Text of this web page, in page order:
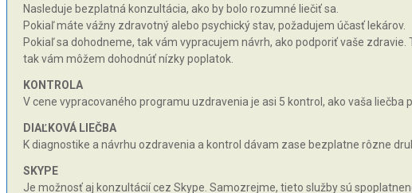
Nasleduje bezplatná konzultácia, ako by bolo rozumné liečiť sa.
Pokiaľ máte vážny zdravotný alebo psychický stav, požadujem účasť lekárov.
Pokiaľ sa dohodneme, tak vám vypracujem návrh, ako podporiť vaše
tak vám môžem dohodnúť nízky poplatok.
KONTROLA
V cene vypracovaného programu uzdravenia je asi 5 kontrol, ako vaša
DIAĽKOVÁ LIEČBA
K diagnostike a návrhu ozdravenia a kontrol dávam zase bezplatne rôzne
SKYPE
Je možnosť aj konzultácií cez Skype. Samozrejme, tieto služby sú